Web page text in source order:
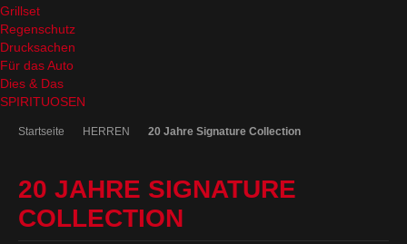
Grillset
Regenschutz
Drucksachen
Für das Auto
Dies & Das
SPIRITUOSEN
Startseite HERREN 20 Jahre Signature Collection
20 JAHRE SIGNATURE
COLLECTION